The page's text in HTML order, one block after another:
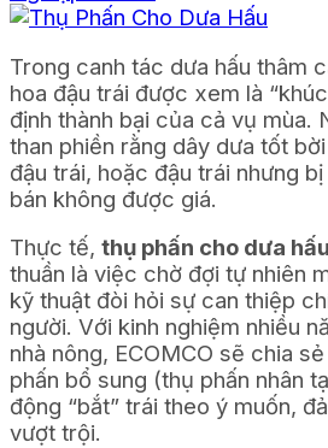
Trong canh tác dưa hấu thâm
hoa đậu trái được xem là
định thành bại của cả vụ mùa.
than phiền rằng dây dưa tốt
đậu trái, hoặc đậu trái nhưng
bán không được giá.
Thực tế, thụ phấn cho dưa hấu
thuần là việc chờ đợi tự nhiên
kỹ thuật đòi hỏi sự can thiệp
người. Với kinh nghiệm nhiều
nhà nông, ECOMCO sẽ chia
phấn bổ sung (thụ phấn nhân
động “bắt” trái theo ý muốn,
vượt trội.